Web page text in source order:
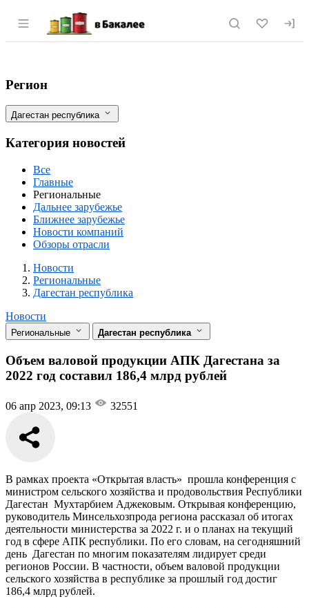
Раздел навигации по сайту vbakalee.ru
Объем валовой продукции АПК
Фильтры
Регион
Дагестан республика
Категория новостей
Все
Главные
Региональные
Дальнее зарубежье
Ближнее зарубежье
Новости компаний
Обзоры отрасли
Новости
Разделы
Новости
Региональные
Дагестан республика
Новости
Региональные Дагестан республика
Объем валовой продукции АПК Дагестана за
2022 год составил 186,4 млрд рублей
06 апр 2023, 09:13 32551
В рамках проекта «Открытая власть» прошла конференция с
министром сельского хозяйства и продовольствия Республики
Дагестан Мухтарбием Аджековым. Открывая конференцию,
руководитель Минсельхозпрода региона рассказал об итогах
деятельности министерства за 2022 г. и о планах на текущий
год в сфере АПК республики. По его словам, на сегодняшний
день Дагестан по многим показателям лидирует среди
регионов России. В частности, объем валовой продукции
сельского хозяйства в республике за прошлый год достиг
186,4 млрд рублей.